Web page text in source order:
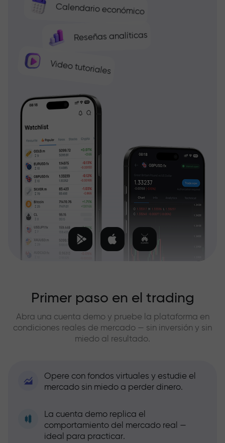
Calendario económico
Reseñas analíticas
Video tutoriales
Primer paso en el trading
Abra una cuenta demo y pruebe la plataforma en
condiciones reales de mercado — sin inversión y sin
miedo al resultado.
Opere con fondos virtuales y estudie el
mercado sin miedo a perder dinero.
La cuenta demo replica el
comportamiento del mercado real —
ideal para practicar.